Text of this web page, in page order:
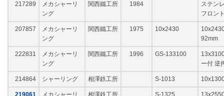
217289
メカシャーリ
ング
関西鐵工所 1984
ステン
フロン
207857
メカシャーリ
ング
関西鐵工所 1975 10x2430
92mm
222831
メカシャーリ
ング
関西鐵工所 1996 GS-133100
ー付 逆
214864 シャーリング 相澤鉄工所 S-1013
219061
メカシャーリ
相澤鉄工所 S-1325